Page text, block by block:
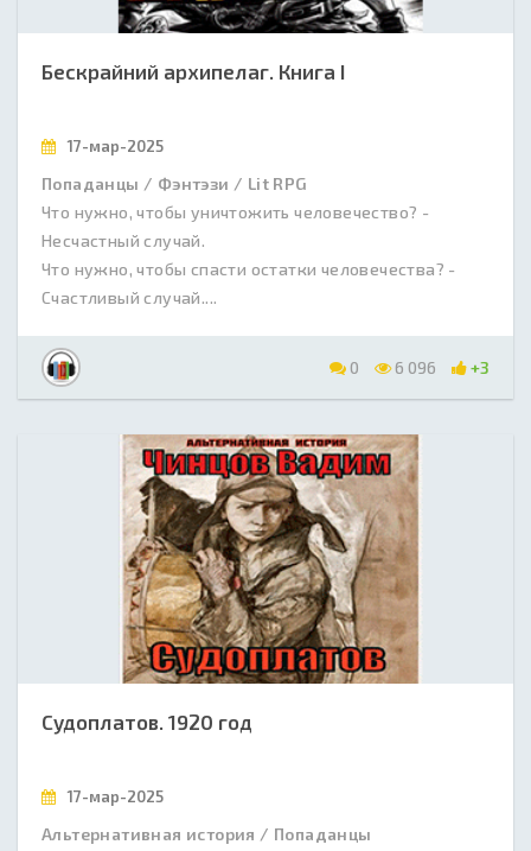
Бескрайний архипелаг. Книга I
17-мар-2025
Попаданцы / Фэнтэзи / Lit RPG
Что нужно, чтобы уничтожить человечество? -
Несчастный случай.
Что нужно, чтобы спасти остатки человечества? -
Счастливый случай....
0 6 096 +3
Судоплатов. 1920 год
17-мар-2025
Альтернативная история / Попаданцы